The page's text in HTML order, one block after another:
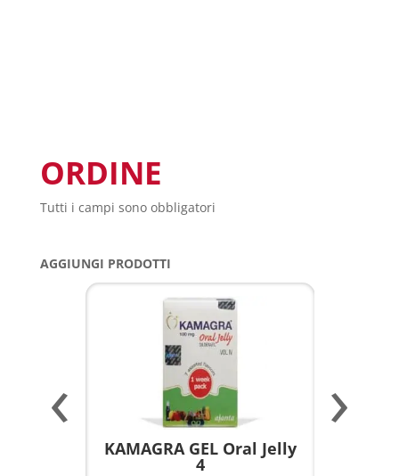
ORDINE
Tutti i campi sono obbligatori
AGGIUNGI PRODOTTI
KAMAGRA GEL Oral Jelly
4
‹ ›